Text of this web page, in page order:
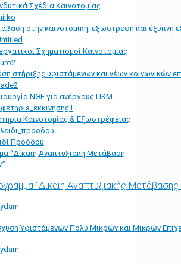
Σχέδια Καινοτομίας
στην καινοτομική, εξωστρεφή και έξυπνη
Σχηματισμοί Καινοτομίας
στήριξης υφιστάμενων και νέων κοινωνικών
ΝΘΕ για ανέργους ΠΚΜ
Kαινοτομίας & Εξωστρέφειας
Προόδου
“Δίκαιη Αναπτυξιακή Μετάβαση
"Δίκαιη Αναπτυξιακής
Υφιστάμενων Πολύ Μικρών και Μικρών